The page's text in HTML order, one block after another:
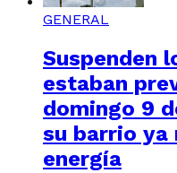
GENERAL
Suspenden
estaban
domingo 9
su barrio ya
energía